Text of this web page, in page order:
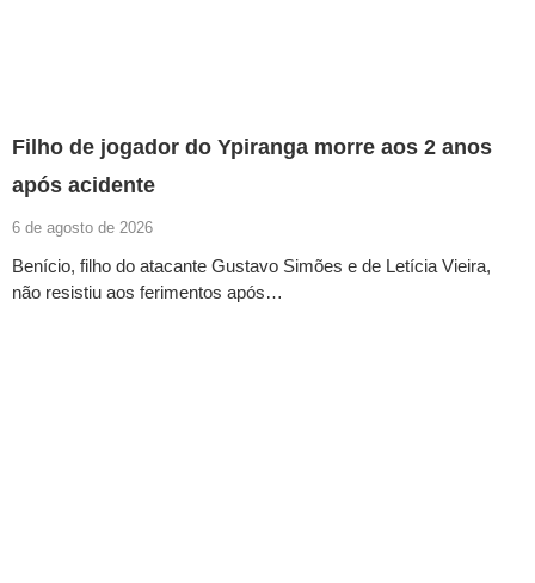
Filho de jogador do Ypiranga morre aos 2 anos
após acidente
6 de agosto de 2026
Benício, filho do atacante Gustavo Simões e de Letícia Vieira,
não resistiu aos ferimentos após…